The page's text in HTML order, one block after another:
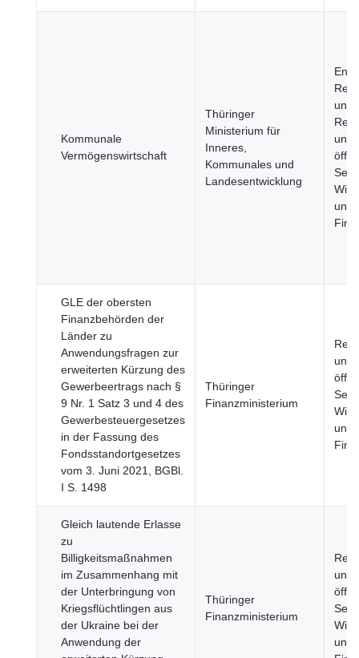
Kommunale
Vermögenswirtschaft
Thüringer
Ministerium für
Inneres,
Kommunales und
Landesentwicklung
und
und
und
GLE der obersten
Finanzbehörden der
Länder zu
Anwendungsfragen zur
erweiterten Kürzung des
Gewerbeertrags nach §
9 Nr. 1 Satz 3 und 4 des
Gewerbesteuergesetzes
in der Fassung des
Fondsstandortgesetzes
vom 3. Juni 2021, BGBl.
I S. 1498
Thüringer
Finanzministerium
und
und
Gleich lautende Erlasse
zu
Billigkeitsmaßnahmen
im Zusammenhang mit
der Unterbringung von
Kriegsflüchtlingen aus
der Ukraine bei der
Anwendung der
Thüringer
Finanzministerium
und
und